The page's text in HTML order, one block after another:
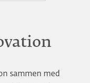
sammen med